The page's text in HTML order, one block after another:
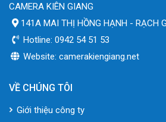
CAMERA KIÊN GIANG
141A MAI THỊ HỒNG HẠNH - RẠCH
Hotline: 0942 54 51 53
Website: camerakiengiang.net
VỀ CHÚNG TÔI
Giới thiệu công ty